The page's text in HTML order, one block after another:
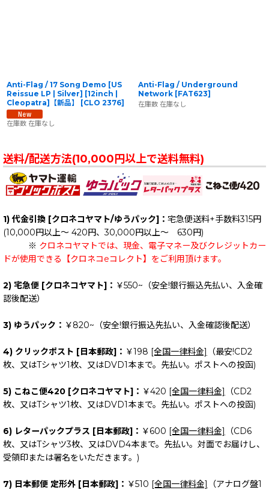
Anti-Flag / 17 Song Demo [US
Reissue LP | Silver] [12inch |
Cleopatra]【新品】
[CLO 2376]
在庫数 在庫なし
Anti-Flag / Underground
Network [FAT623]
在庫数 在庫なし
送料/配送方法(10,000円以上で送料無料)
1) 代金引換 [クロネコヤマト/ゆうパック]： 宅急便送料+手数料315円
(10,000円以上～ 420円、30,000円以上～ 630円)
※ クロネコヤマトでは、現金、電子マネー及びクレジットカー
ドが使用できる【クロネコeコレクト】をご利用頂けます。
2) 宅急便 [クロネコヤマト]： ￥550~（安全!銀行振込先払い、入金確
認後配送）
3) ゆうパック： ￥820~（安全!銀行振込先払い、入金確認後配送）
4) クリックポスト [日本郵政]： ￥198 [全国一律料金]
（最安!CD2
枚、又はTシャツ1枚、又はDVD1本まで。先払い。ポストへの投函)
5) こねこ便420 [クロネコヤマト]： ￥420 [全国一律料金]
（CD2
枚、又はTシャツ1枚、又はDVD1本まで。先払い。ポストへの投函)
6) レターパックプラス [日本郵政]： ￥600 [全国一律料金]
（CD6
枚、又はTシャツ3枚、又はDVD4本まで。先払い。対面でお届けし、
受領印または署名をいただきます。)
7) 日本郵便 定形外 [日本郵政]： ￥510 [全国一律料金]
（アナログ盤1